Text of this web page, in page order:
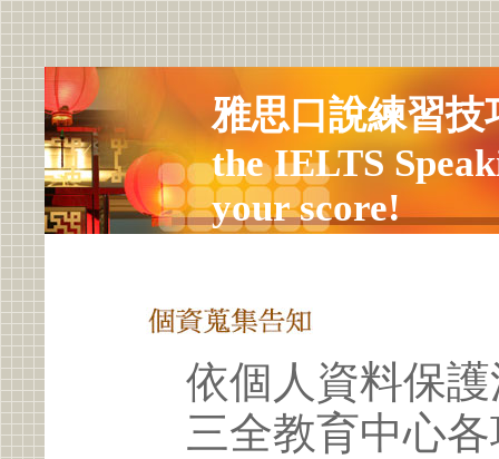
雅思口說練習技
the IELTS
your score!
依個人資料保
三全教育中心